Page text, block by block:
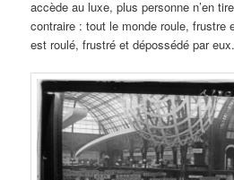
accède au luxe, plus personne n’en
contraire : tout le monde roule, frustre
est roulé, frustré et dépossédé par eux.